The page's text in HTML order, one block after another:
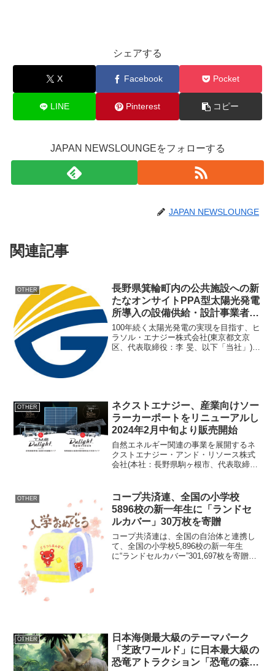
シェアする
X Facebook Pocket
LINE Pinterest コピー
JAPAN NEWSLOUNGEをフォローする
JAPAN NEWSLOUNGE
関連記事
OTHER
長野県箕輪町内の公共施設への新
たなオンサイトPPA型太陽光発電
所導入の設備供給・設計事業者と
して選定
100年続く太陽光発電の実現を目指す、ヒ
ラソル・エナジー株式会社(東京都文京
区、代表取締役：李 旻、以下「当社」)
OTHER
ネクストエナジー、産業向けソー
ラーカーポートをリニューアルし
2024年2月中旬より販売開始
自然エネルギー関連の事業を展開するネ
クストエナジー・アンド・リソース株式
会社(本社：長野県駒ヶ根市、代表取締役
出力タイプの両面発電太陽電池モジュー
ル採用の2種類...
OTHER
コープ共済連、全国の小学校
5896校の新一年生に「ランドセ
ルカバー」30万枚を寄贈
コープ共済連は、全国の自治体と連携し
て、全国の小学校5,896校の新一年生
に“ランドセルカバー”301,697枚を寄贈し
OTHER
日本海側最大級のテーマパーク
「芝政ワールド」に日本最大級の
恐竜アトラクション「恐竜の森」